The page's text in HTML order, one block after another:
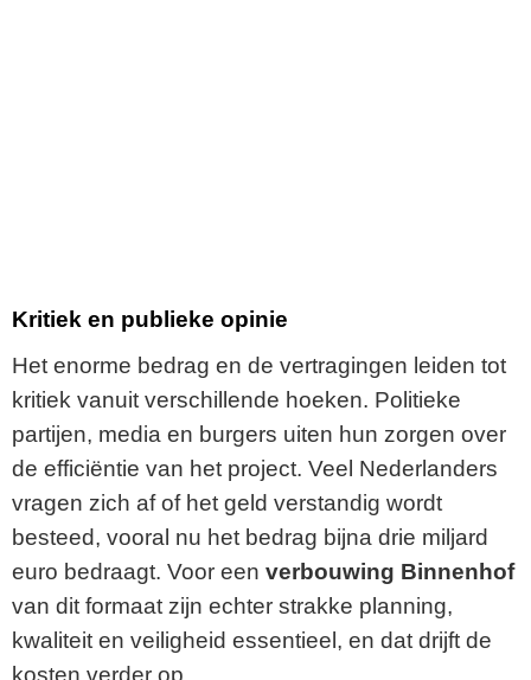
Kritiek en publieke opinie
Het enorme bedrag en de vertragingen leiden tot
kritiek vanuit verschillende hoeken. Politieke
partijen, media en burgers uiten hun zorgen over
de efficiëntie van het project. Veel Nederlanders
vragen zich af of het geld verstandig wordt
besteed, vooral nu het bedrag bijna drie miljard
euro bedraagt. Voor een verbouwing Binnenhof
van dit formaat zijn echter strakke planning,
kwaliteit en veiligheid essentieel, en dat drijft de
kosten verder op.